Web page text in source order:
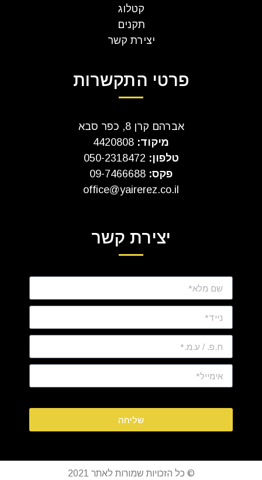
קטלוג
תקנים
יצירת קשר
פרטי התקשרות
אברהם קרן 8, כפר סבא
מיקוד:
טלפון:
פקס: 09-7466688
office@yairerez.co.il
יצירת קשר
שליחה
© כל הזכויות שמורות לאתר 2021